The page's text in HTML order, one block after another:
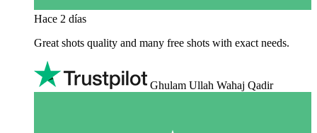
Hace 2 días
Great shots quality and many free shots with exact needs.
Ghulam Ullah Wahaj Qadir